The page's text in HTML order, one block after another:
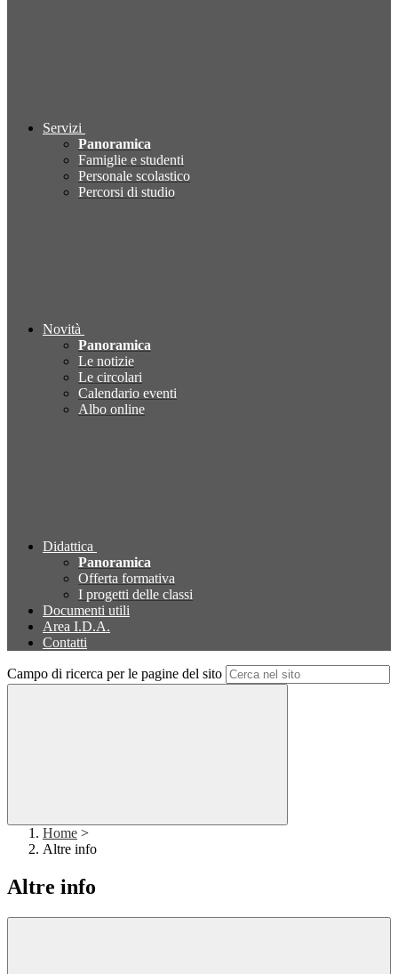
Servizi
Panoramica
Famiglie e studenti
Personale scolastico
Percorsi di studio
Novità
Panoramica
Le notizie
Le circolari
Calendario eventi
Albo online
Didattica
Panoramica
Offerta formativa
I progetti delle classi
Documenti utili
Area I.D.A.
Contatti
Campo di ricerca per le pagine del sito
Home >
Altre info
Altre info